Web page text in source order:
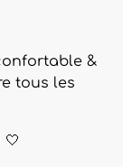
&
tous les